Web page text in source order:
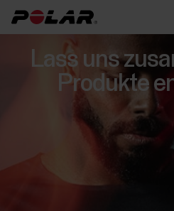
Lass uns
Produkte